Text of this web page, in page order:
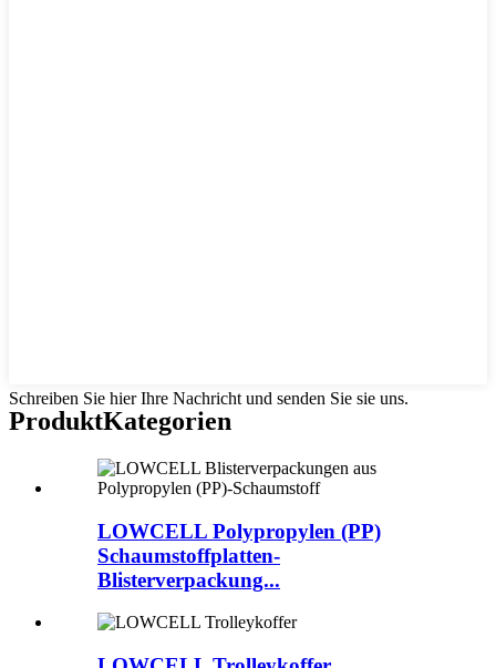
Schreiben Sie hier Ihre Nachricht und senden Sie sie uns.
ProduktKategorien
LOWCELL Polypropylen (PP)
Schaumstoffplatten-
Blisterverpackung...